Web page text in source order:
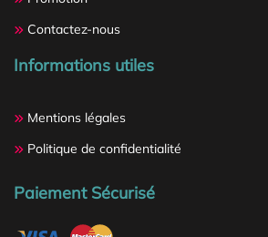
Contactez-nous
Informations utiles
Mentions légales
Politique de confidentialité
Paiement Sécurisé